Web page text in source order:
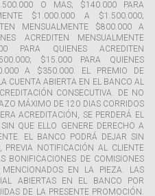
O MAS; $140.000 PARA
$1.000.000 A $1.500.000;
MENSUALMENTE $800.000 A
ACREDITEN MENSUALMENTE
QUIENES ACREDITEN
$15.000 PARA QUIENES
A $350.000. EL PREMIO DE
CUENTA ABIERTA EN EL BANCO AL
CONSECUTIVA. DE NO
MÁXIMO DE 120 DIAS CORRIDOS
ACREDITACIÓN, SE PERDERÁ EL
QUE ELLO GENERE DERECHO A
EL BANCO PODRÁ DEJAR SIN
PREVIA NOTIFICACIÓN AL CLIENTE
BONIFICACIONES DE COMISIONES
EN LA PIEZA. LAS
ABIERTAS EN EL BANCO POR
DE LA PRESENTE PROMOCIÓN.